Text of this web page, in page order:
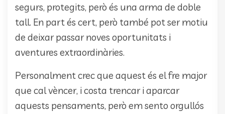
segurs, protegits, però és una arma de doble
tall. En part és cert, però també pot ser motiu
de deixar passar noves oportunitats i
aventures extraordinàries.
Personalment crec que aquest és el fre major
que cal vèncer, i costa trencar i aparcar
aquests pensaments, però em sento orgullós